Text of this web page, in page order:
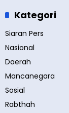
Kategori
Siaran Pers
Nasional
Daerah
Mancanegara
Sosial
Rabthah